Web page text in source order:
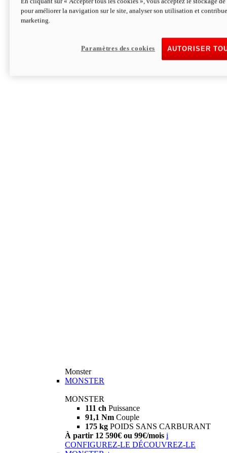
Hypermotard V2 SP 100
Découvrez-le
Monster
MONSTER
MONSTER
111 ch Puissance
91,1 Nm Couple
175 kg POIDS SANS CARBURANT
À partir 12 590€ ou 99€/mois i
CONFIGUREZ-LE DÉCOUVREZ-LE
pour améliorer la navigation sur le site, analyser son utilisation et
marketing.
AUTORISER
Paramètres des cookies